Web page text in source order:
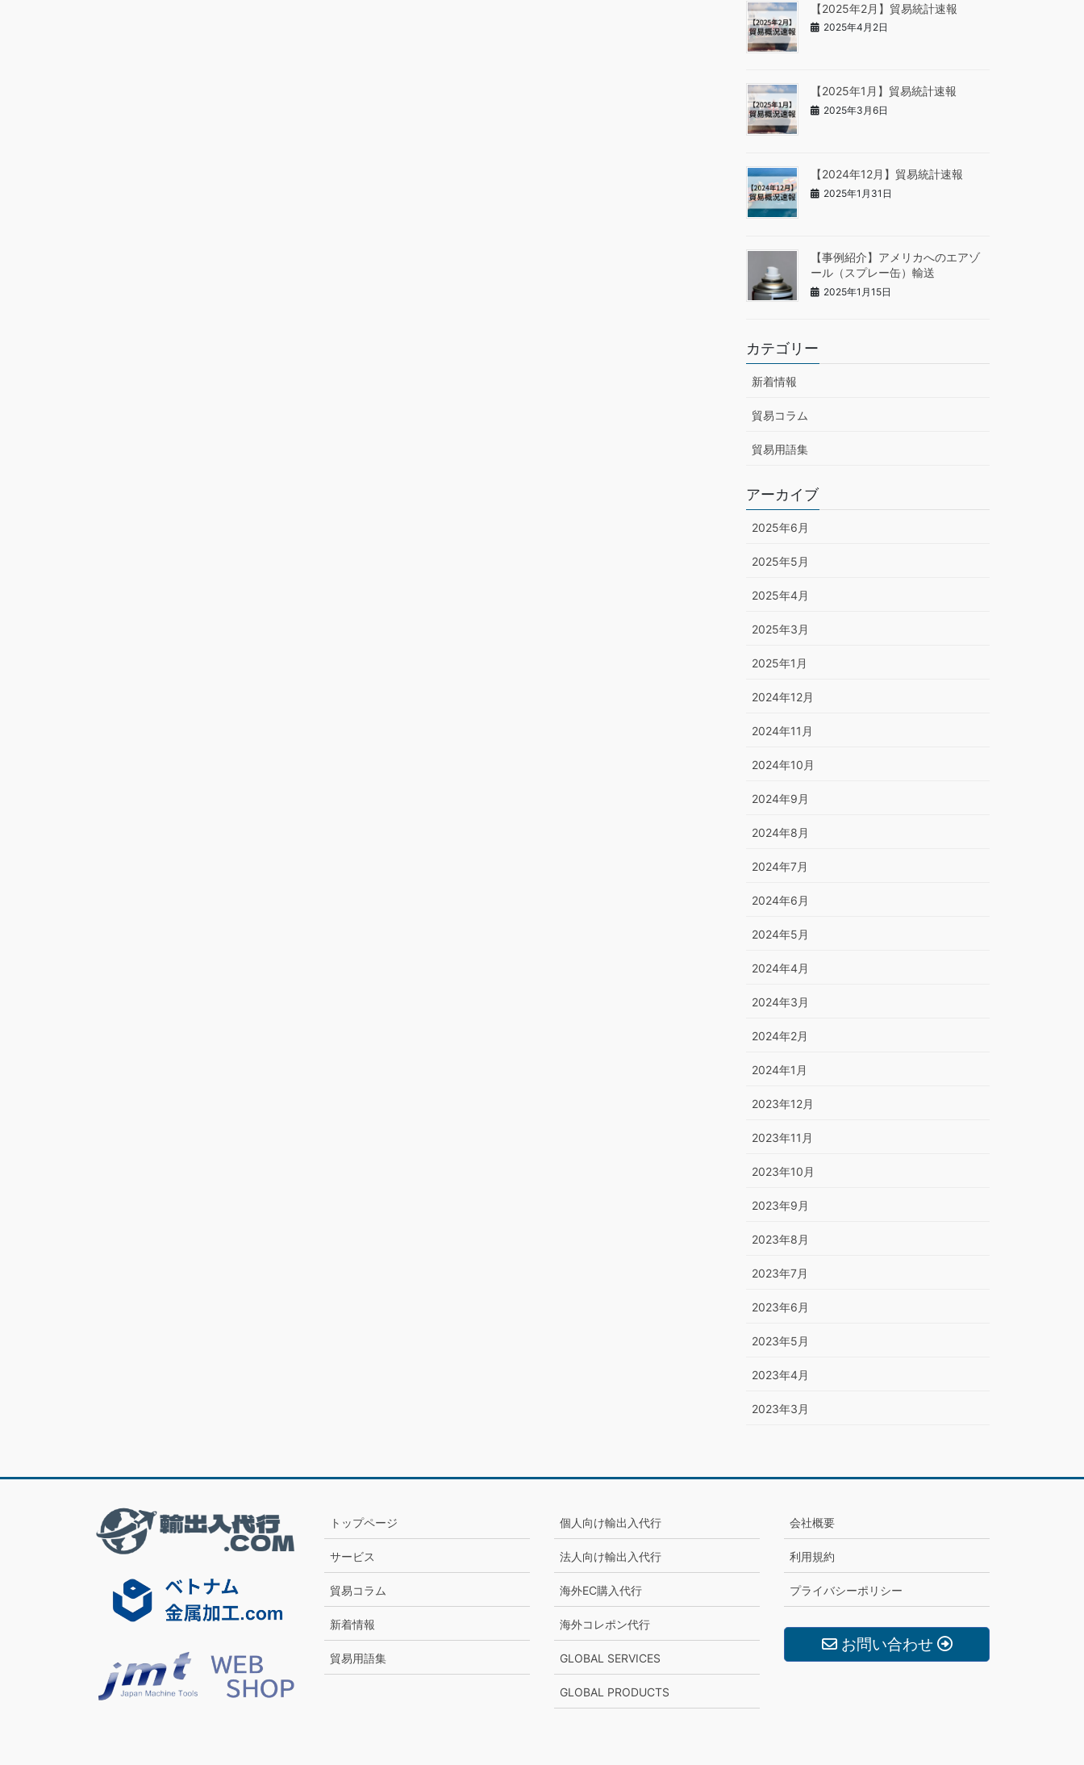
【2025年2月】貿易統計速報
2025年4月2日
【2025年1月】貿易統計速報
2025年3月6日
【2024年12月】貿易統計速報
2025年1月31日
【事例紹介】アメリカへのエアゾ
ール（スプレー缶）輸送
2025年1月15日
カテゴリー
新着情報
貿易コラム
貿易用語集
アーカイブ
2025年6月
2025年5月
2025年4月
2025年3月
2025年1月
2024年12月
2024年11月
2024年10月
2024年9月
2024年8月
2024年7月
2024年6月
2024年5月
2024年4月
2024年3月
2024年2月
2024年1月
2023年12月
2023年11月
2023年10月
2023年9月
2023年8月
2023年7月
2023年6月
2023年5月
2023年4月
2023年3月
トップページ
サービス
貿易コラム
新着情報
貿易用語集
個人向け輸出入代行
法人向け輸出入代行
海外EC購入代行
海外コレポン代行
GLOBAL SERVICES
GLOBAL PRODUCTS
会社概要
利用規約
プライバシーポリシー
お問い合わせ